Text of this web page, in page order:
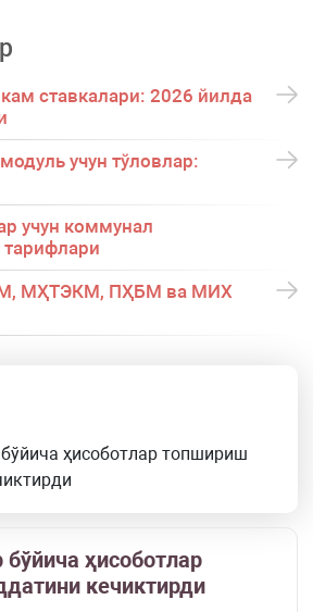
ставкалари: 2026 йилда
учун тўловлар:
учун коммунал
МҲТЭКМ, ПҲБМ ва МИХ
ҳисоботлар топшириш
ҳисоботлар
кечиктирди